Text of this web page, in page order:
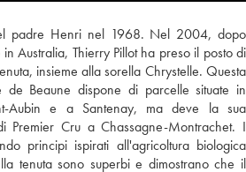
padre Henri nel 1968. Nel 2004, dopo
Australia, Thierry Pillot ha preso il posto di
insieme alla sorella Chrystelle. Questa
de Beaune dispone di parcelle situate in
Aubin e a Santenay, ma deve la sua
Premier Cru a Chassagne-Montrachet. I
principi ispirati all'agricoltura biologica
tenuta sono superbi e dimostrano che il